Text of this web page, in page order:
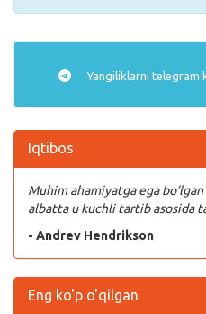
Yangiliklarni telegram
Iqtibos
Muhim ahamiyatga ega
albatta u kuchli tartib asosida
- Andrev Hendrikson
Eng ko'p o'qilgan